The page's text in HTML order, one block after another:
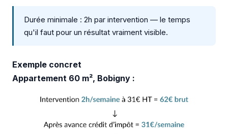
Durée minimale : 2h par intervention — le temps
qu'il faut pour un résultat vraiment visible.
Exemple concret
Appartement 60 m², Bobigny :